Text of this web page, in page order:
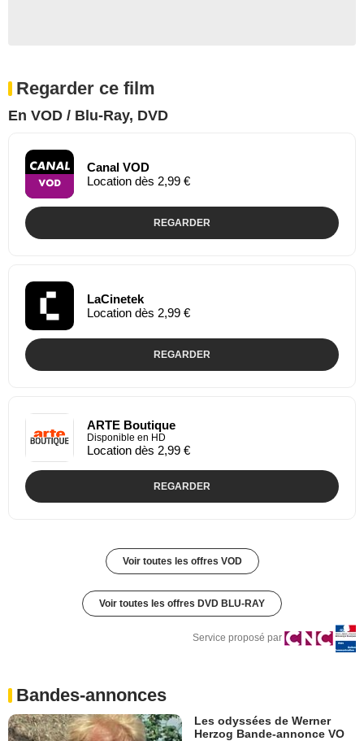
Regarder ce film
En VOD / Blu-Ray, DVD
Canal VOD
Location dès 2,99 €
REGARDER
LaCinetek
Location dès 2,99 €
REGARDER
ARTE Boutique
Disponible en HD
Location dès 2,99 €
REGARDER
Voir toutes les offres VOD
Voir toutes les offres DVD BLU-RAY
Service proposé par
Bandes-annonces
Les odyssées de Werner
Herzog Bande-annonce VO